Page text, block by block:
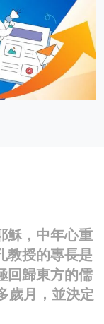
穌，中年心重
教授的專長是
回歸東方的儒
歲月，並決定